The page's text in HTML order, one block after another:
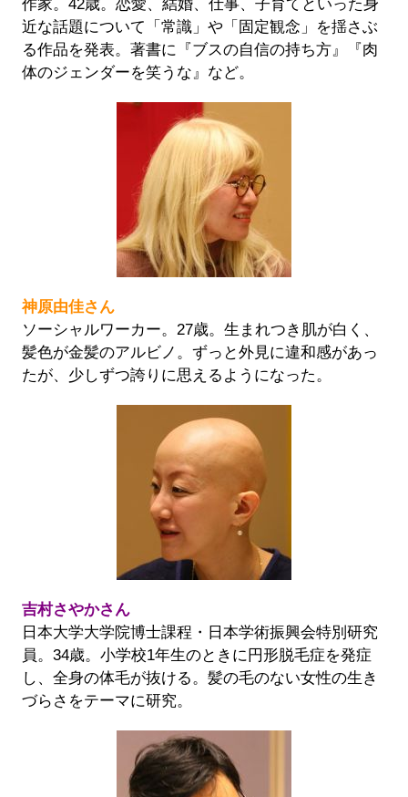
作家。42歳。恋愛、結婚、仕事、子育てといった身
近な話題について「常識」や「固定観念」を揺さぶ
る作品を発表。著書に『ブスの自信の持ち方』『肉
体のジェンダーを笑うな』など。
神原由佳さん
ソーシャルワーカー。27歳。生まれつき肌が白く、
髪色が金髪のアルビノ。ずっと外見に違和感があっ
たが、少しずつ誇りに思えるようになった。
吉村さやかさん
日本大学大学院博士課程・日本学術振興会特別研究
員。34歳。小学校1年生のときに円形脱毛症を発症
し、全身の体毛が抜ける。髪の毛のない女性の生き
づらさをテーマに研究。